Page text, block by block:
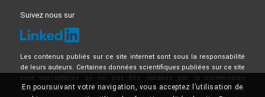
Suivez nous sur
Les contenus publiés sur ce site internet sont sous la responsabilité
de leurs auteurs. Certaines données scientifiques publiées sur ce site
sont susceptibles de ne pas être validées par la commission
d’Autorisation de Mise sur le Marché, et ne doivent donc pas être
En poursuivant votre navigation, vous acceptez l’utilisation de